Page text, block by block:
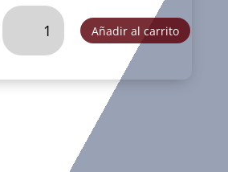
ARCANGEL
GABRIEL
BASE
Añadir al carrito